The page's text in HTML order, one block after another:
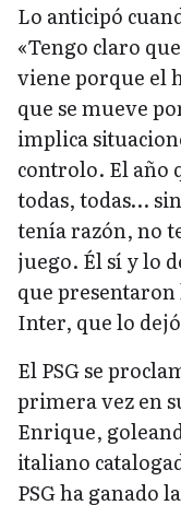
Lo anticipó
«Tengo claro
viene porque el
que se mueve
implica
controlo. El año
todas, todas…
tenía razón, no
juego. Él sí y lo
que
Inter, que lo
El PSG se
primera vez en
Enrique,
italiano
PSG ha ganado